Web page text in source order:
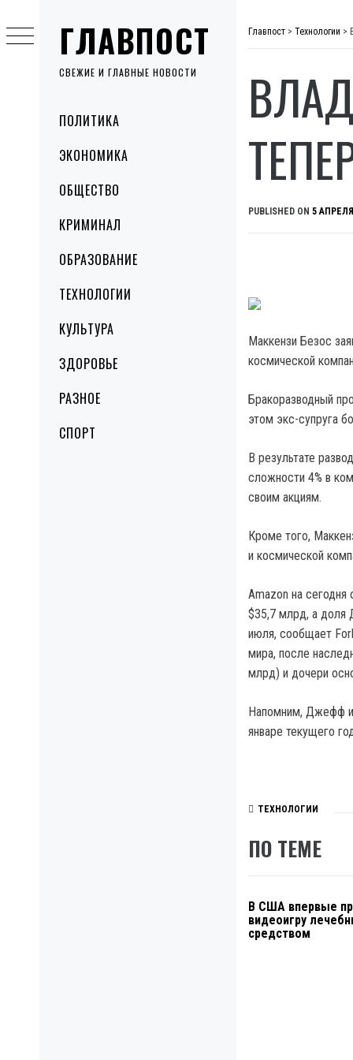
ГЛАВПОСТ
СВЕЖИЕ И ГЛАВНЫЕ НОВОСТИ
MenuПОЛИТИКА
ЭКОНОМИКА
ОБЩЕСТВО
КРИМИНАЛ
ОБРАЗОВАНИЕ
ТЕХНОЛОГИИ
КУЛЬТУРА
ЗДОРОВЬЕ
РАЗНОЕ
СПОРТ
to
content
Главпост > Технологии >
PUBLISHED ON 5
Маккензи Безос
космической
Бракоразводный
этом экс-супруга
В результате
сложности 4% в
своим акциям.
Кроме того,
и космической
Amazon на
$35,7 млрд, а доля
июля, сообщает
мира, после
млрд) и дочери
Напомним, Джефф и
январе текущего
ТЕХНОЛОГИИ
ПО ТЕМЕ
В США впервые
видеоигру
средством